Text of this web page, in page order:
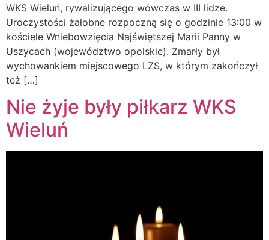
WKS Wieluń, rywalizującego wówczas w III lidze.
Uroczystości żałobne rozpoczną się o godzinie 13:00 w
kościele Wniebowzięcia Najświętszej Marii Panny w
Uszycach (województwo opolskie). Zmarły był
wychowankiem miejscowego LZS, w którym zakończył
też […]
Nie żyje były piłkarz WKS
Wieluń